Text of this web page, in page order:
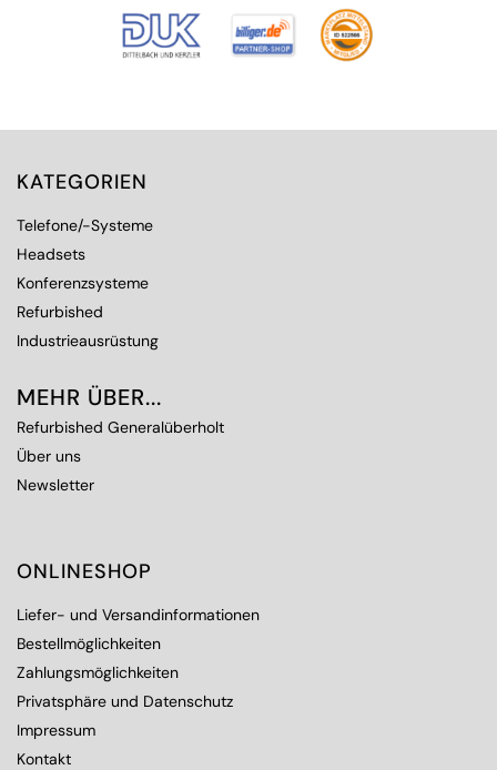
KATEGORIEN
Telefone/-Systeme
Headsets
Konferenzsysteme
Refurbished
Industrieausrüstung
MEHR ÜBER...
Refurbished Generalüberholt
Über uns
Newsletter
ONLINESHOP
Liefer- und Versandinformationen
Bestellmöglichkeiten
Zahlungsmöglichkeiten
Privatsphäre und Datenschutz
Impressum
Kontakt